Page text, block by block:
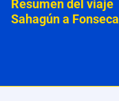
Resumen del viaje
Sahagún a Fonseca